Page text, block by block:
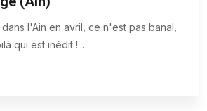
l'Ain en avril, ce n'est pas banal,
qui est inédit !...